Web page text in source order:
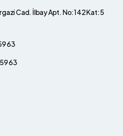
Cad. İlbay Apt. No:142 Kat:5
63
63